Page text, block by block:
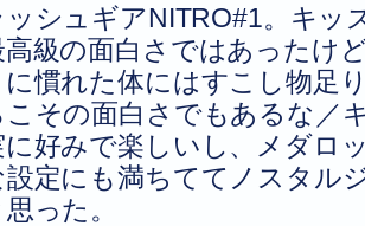
ッシュギアNITRO#1。キッ
高級の面白さではあったけ
慣れた体にはすこし物足
こその面白さでもあるな／
に好みで楽しいし、メダロ
設定にも満ちててノスタル
った。